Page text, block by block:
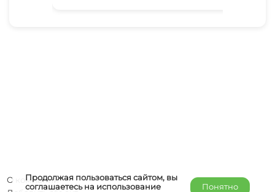
Продолжая пользоваться сайтом, вы
соглашаетесь на использование
Понятно
О компании